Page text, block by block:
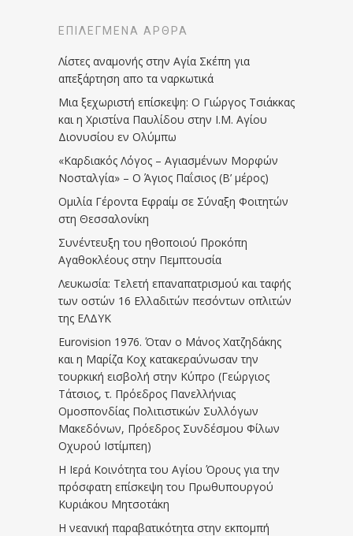
ΕΠΙΛΕΓΜΈΝΑ ΆΡΘΡΑ
Λίστες αναμονής στην Αγία Σκέπη για
απεξάρτηση απο τα ναρκωτικά
Μια ξεχωριστή επίσκεψη: Ο Γιώργος Τσιάκκας
και η Χριστίνα Παυλίδου στην Ι.Μ. Αγίου
Διονυσίου εν Ολύμπω
«Καρδιακός Λόγος – Αγιασμένων Μορφών
Νοσταλγία» – Ο Άγιος Παΐσιος (Β’ μέρος)
Ομιλία Γέροντα Εφραίμ σε Σύναξη Φοιτητών
στη Θεσσαλονίκη
Συνέντευξη του ηθοποιού Προκόπη
Αγαθοκλέους στην Πεμπτουσία
Λευκωσία: Τελετή επαναπατρισμού και ταφής
των οστών 16 Ελλαδιτών πεσόντων οπλιτών
της ΕΛΔΥΚ
Eurovision 1976. Όταν ο Μάνος Χατζηδάκης
και η Μαρίζα Κοχ κατακεραύνωσαν την
τουρκική εισβολή στην Κύπρο (Γεώργιος
Τάτσιος, τ. Πρόεδρος Πανελλήνιας
Ομοσπονδίας Πολιτιστικών Συλλόγων
Μακεδόνων, Πρόεδρος Συνδέσμου Φίλων
Οχυρού Ιστίμπεη)
Η Ιερά Κοινότητα του Αγίου Όρους για την
πρόσφατη επίσκεψη του Πρωθυπουργού
Κυριάκου Μητσοτάκη
Η νεανική παραβατικότητα στην εκπομπή